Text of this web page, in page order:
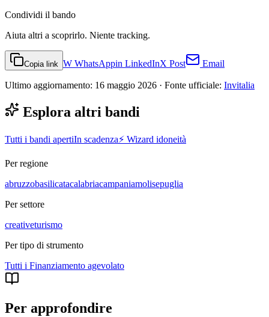
Condividi il bando
Aiuta altri a scoprirlo. Niente tracking.
Copia link W WhatsAppin LinkedInX Post Email
Ultimo aggiornamento: 16 maggio 2026 · Fonte ufficiale: Invitalia
Esplora altri bandi
Tutti i bandi apertiIn scadenza⚡ Wizard idoneità
Per regione
abruzzobasilicatacalabriacampaniamolisepuglia
Per settore
creativeturismo
Per tipo di strumento
Tutti i Finanziamento agevolato
Per approfondire